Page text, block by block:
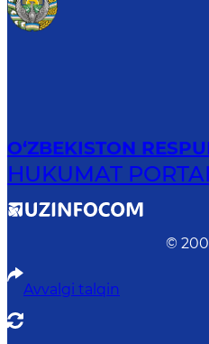
O‘ZBEKISTON
HUKUMAT
©
Avvalgi talqin